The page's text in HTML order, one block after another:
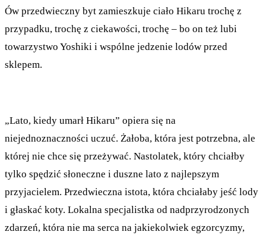
Ów przedwieczny byt zamieszkuje ciało Hikaru trochę z
przypadku, trochę z ciekawości, trochę – bo on też lubi
towarzystwo Yoshiki i wspólne jedzenie lodów przed
sklepem.
„Lato, kiedy umarł Hikaru” opiera się na
niejednoznaczności uczuć. Żałoba, która jest potrzebna, ale
której nie chce się przeżywać. Nastolatek, który chciałby
tylko spędzić słoneczne i duszne lato z najlepszym
przyjacielem. Przedwieczna istota, która chciałaby jeść lody
i głaskać koty. Lokalna specjalistka od nadprzyrodzonych
zdarzeń, która nie ma serca na jakiekolwiek egzorcyzmy,